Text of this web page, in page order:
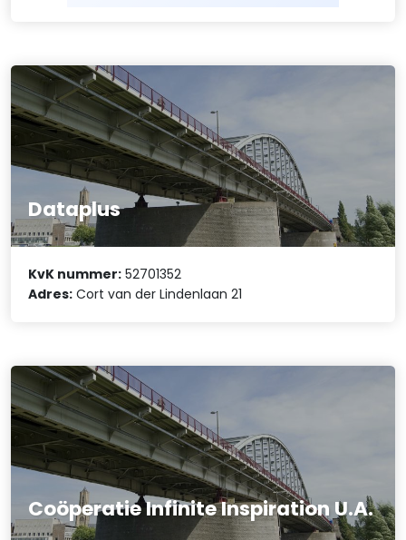
Dataplus
KvK nummer: 52701352
Adres: Cort van der Lindenlaan 21
Coöperatie Infinite Inspiration U.A.